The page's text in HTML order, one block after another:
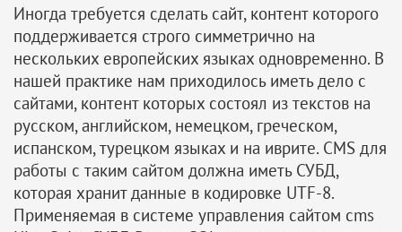
Иногда требуется сделать сайт, контент которого
поддерживается строго симметрично на
нескольких европейских языках одновременно. В
нашей практике нам приходилось иметь дело с
сайтами, контент которых состоял из текстов на
русском, английском, немецком, греческом,
испанском, турецком языках и на иврите. CMS для
работы с таким сайтом должна иметь СУБД,
которая хранит данные в кодировке UTF-8.
Применяемая в системе управления сайтом cms